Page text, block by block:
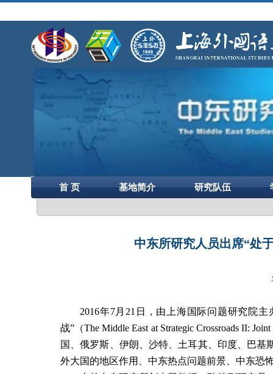
首 页 基地简介 研究队伍
中东所研究人员出席“处
2016年7月 21 日，由上海国际问题研究院
战” （The Middle East at Strategic Crossroads II:
国、俄罗斯、伊朗、沙特、土耳其、印度、巴基
外大国的地区作用、中东热点问题前景、中东恐